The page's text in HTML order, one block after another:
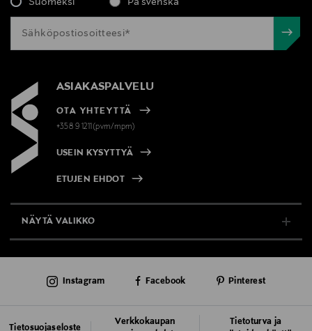
ASIAKASPALVELU
OTA YHTEYTTÄ
+358 9 1211(pvm/mpm)
USEIN KYSYTTYÄ
ETUJEN EHDOT
NÄYTÄ VALIKKO
AJANKOHTAISTA
Tietosuojaseloste
Verkkokaupan
Tietoturva ja
Instagram Facebook Pinterest